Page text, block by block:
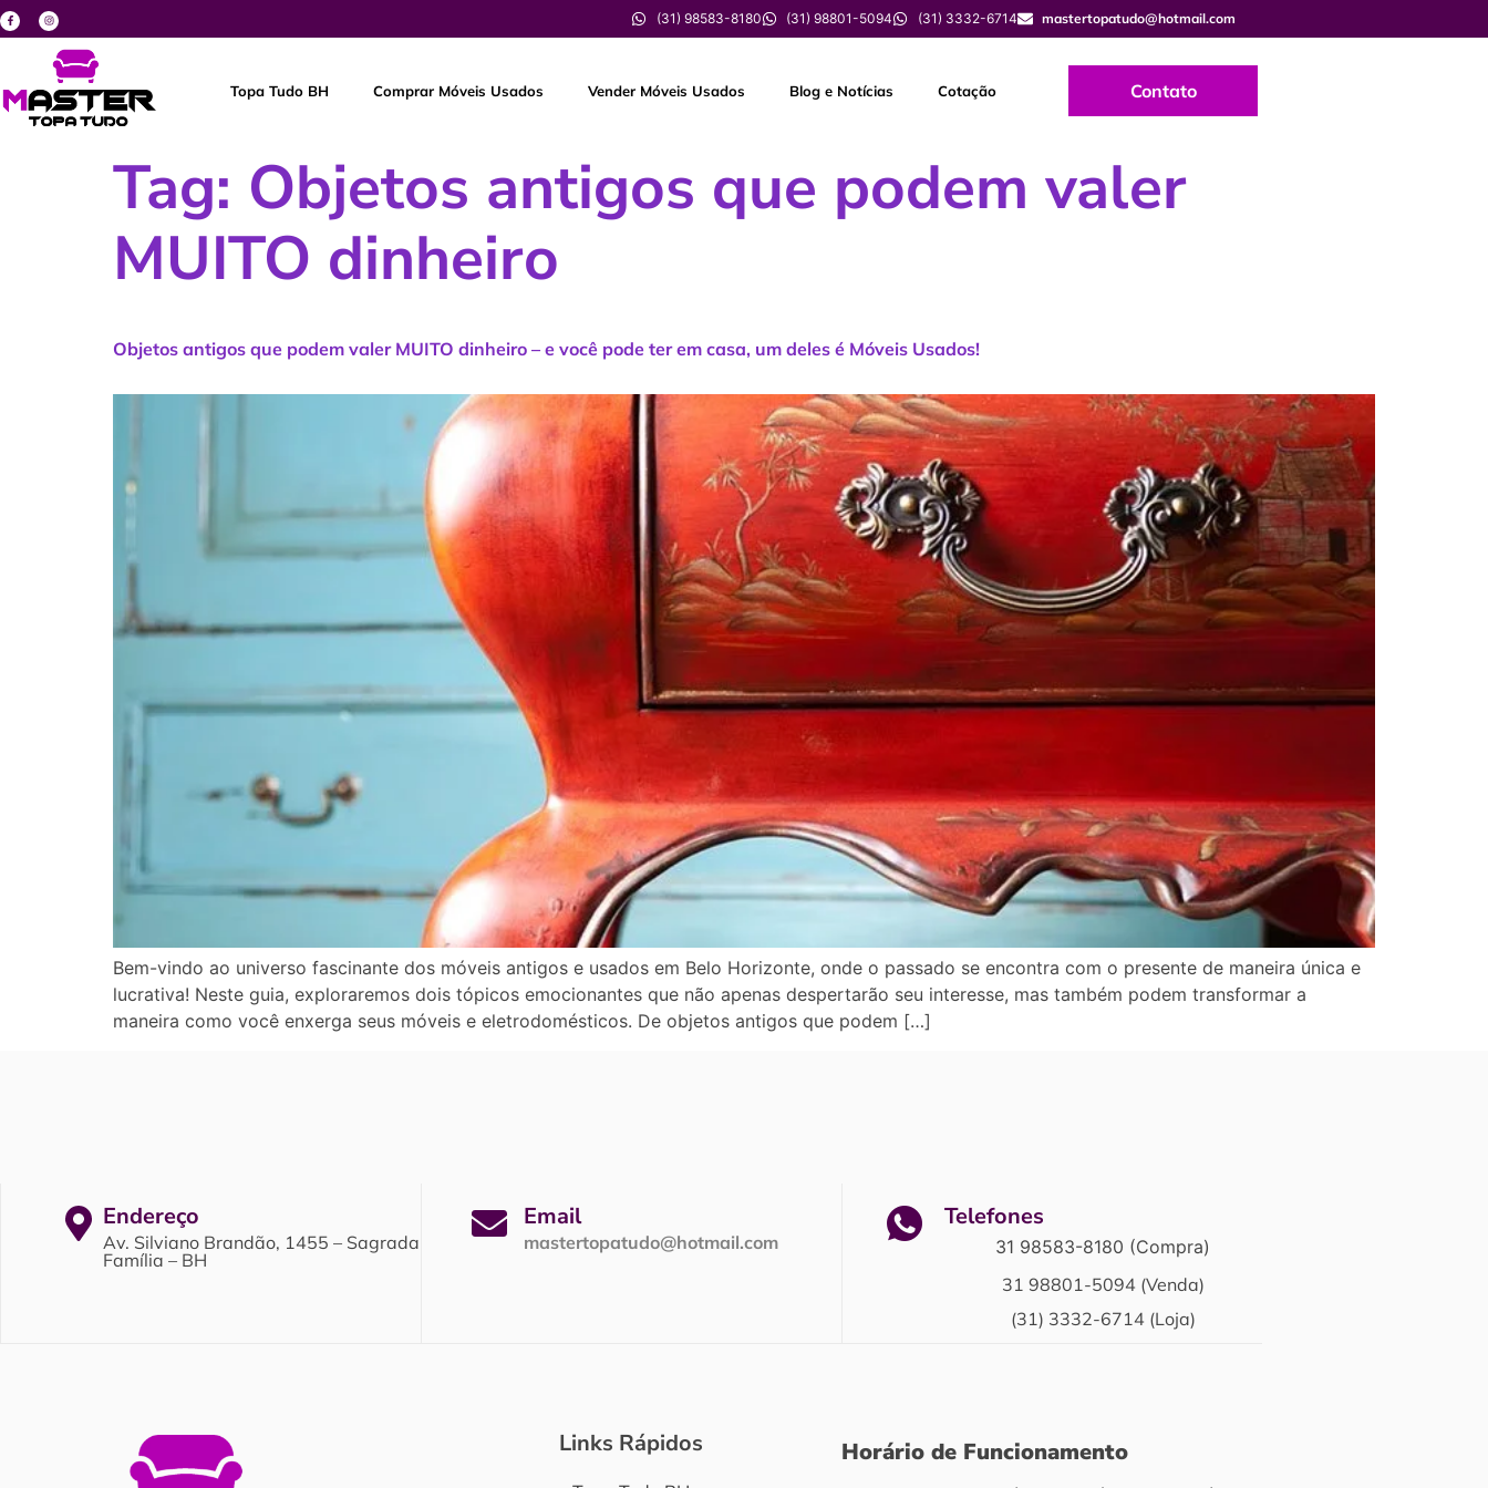
(31) 98583-8180 (31) 98801-5094 (31) 3332-6714 mastertopatudo@hotmail.com
Topa Tudo BH Comprar Móveis Usados Vender Móveis Usados Blog e Notícias Cotação Contato
Tag: Objetos antigos que podem valer
MUITO dinheiro
Objetos antigos que podem valer MUITO dinheiro – e você pode ter em casa, um deles é Móveis Usados!
Bem-vindo ao universo fascinante dos móveis antigos e usados em Belo Horizonte, onde o passado se encontra com o presente de maneira única e
lucrativa! Neste guia, exploraremos dois tópicos emocionantes que não apenas despertarão seu interesse, mas também podem transformar a
maneira como você enxerga seus móveis e eletrodomésticos. De objetos antigos que podem […]
Endereço
Av. Silviano Brandão, 1455 – Sagrada
Família – BH
Email
mastertopatudo@hotmail.com
Telefones
31 98583-8180 (Compra)
31 98801-5094 (Venda)
(31) 3332-6714 (Loja)
Links Rápidos Horário de Funcionamento